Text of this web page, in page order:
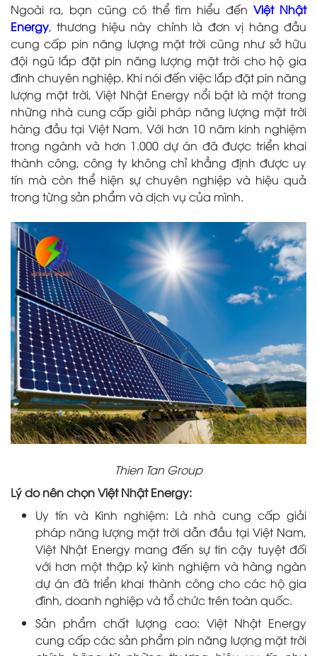
Ngoài ra, bạn cũng có thể tìm hiểu đếnViệt Nhật
Energy, thương hiệu này chính là đơn vị hàng đầu
cung cấp pin năng lượng mặt trời cũng như sở hữu
đội ngũ lắp đặt pin năng lượng mặt trời cho hộ gia
đình chuyên nghiệp. Khi nói đến việc lắp đặt pin năng
lượng mặt trời, Việt Nhật Energy nổi bật là một trong
những nhà cung cấp giải pháp năng lượng mặt trời
hàng đầu tại Việt Nam. Với hơn 10 năm kinh nghiệm
trong ngành và hơn 1.000 dự án đã được triển khai
thành công, công ty không chỉ khẳng định được uy
tín mà còn thể hiện sự chuyên nghiệp và hiệu quả
trong từng sản phẩm và dịch vụ của mình.
Thien Tan Group
Lý do nên chọn Việt Nhật Energy:
Uy tín và Kinh nghiệm: Là nhà cung cấp giải
pháp năng lượng mặt trời dẫn đầu tại Việt Nam,
Việt Nhật Energy mang đến sự tin cậy tuyệt đối
với hơn một thập kỷ kinh nghiệm và hàng ngàn
dự án đã triển khai thành công cho các hộ gia
đình, doanh nghiệp và tổ chức trên toàn quốc.
Sản phẩm chất lượng cao: Việt Nhật Energy
cung cấp các sản phẩm pin năng lượng mặt trời